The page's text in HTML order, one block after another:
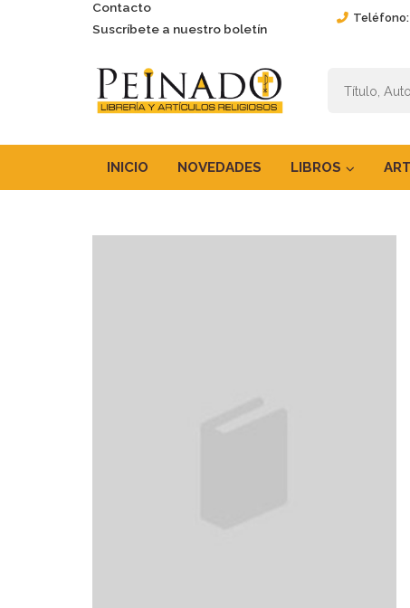
Contacto
Suscríbete a nuestro boletín
Teléfono:
INICIO NOVEDADES LIBROS